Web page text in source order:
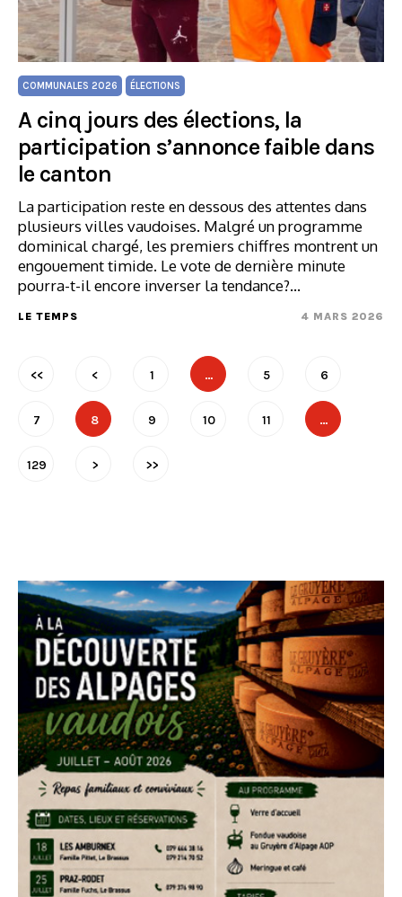
COMMUNALES 2026 ÉLECTIONS
A cinq jours des élections, la
participation s’annonce faible dans
le canton
La participation reste en dessous des attentes dans
plusieurs villes vaudoises. Malgré un programme
dominical chargé, les premiers chiffres montrent un
engouement timide. Le vote de dernière minute
pourra-t-il encore inverser la tendance?…
LE TEMPS 4 MARS 2026
<< < 1 … 5 6
7 8 9 10 11 …
129 > >>